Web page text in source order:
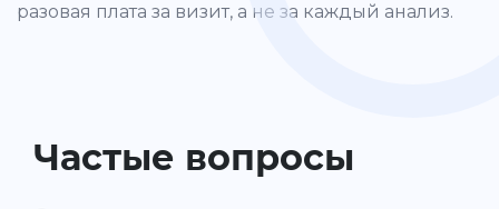
разовая плата за визит, а не за каждый анализ.
Частые вопросы